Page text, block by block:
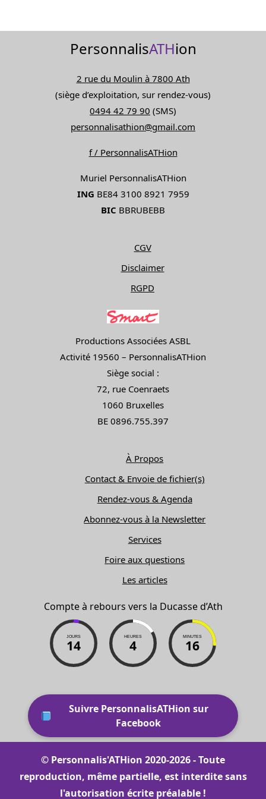
Les
PersonnalisATHion
2 rue du Moulin à 7800 Ath
(siège d’exploitation, sur rendez-vous)
0494 42 79 90 (SMS)
personnalisathion@gmail.com
f / PersonnalisATHion
Muriel PersonnalisATHion
ING BE84 3100 8921 7959
BIC BBRUBEBB
CGV
Disclaimer
RGPD
Productions Associées ASBL
Activité 19560 – PersonnalisATHion
Siège social :
72, rue Coenraets
1060 Bruxelles
BE 0896.755.397
À Propos
Contact & Envoie de fichier(s)
Rendez-vous & Agenda
Abonnez-vous à la Newsletter
Services
Foire aux questions
Les articles
Compte à rebours vers la Ducasse d’Ath
JOURS
14
HEURES
4
MINUTES
16
Suivre PersonnalisATHion sur
Facebook
© Personnalis'ATHion 2020-2026 - Toute
reproduction, même partielle, est interdite sans
l'autorisation écrite préalable !